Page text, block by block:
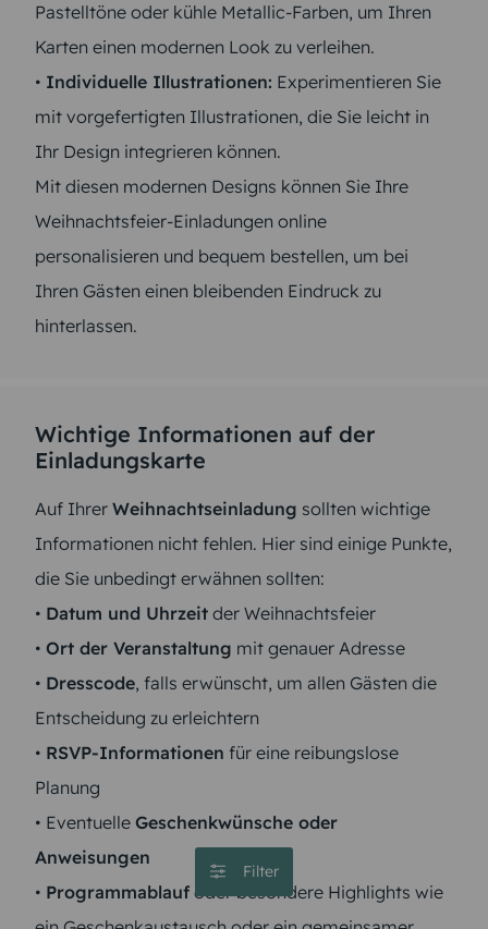
Filter
Pastelltöne oder kühle Metallic-Farben, um Ihren
Karten einen modernen Look zu verleihen.
• Individuelle Illustrationen: Experimentieren Sie
mit vorgefertigten Illustrationen, die Sie leicht in
Ihr Design integrieren können.
Mit diesen modernen Designs können Sie Ihre
Weihnachtsfeier-Einladungen online
personalisieren und bequem bestellen, um bei
Ihren Gästen einen bleibenden Eindruck zu
hinterlassen.
Wichtige Informationen auf der
Einladungskarte
Auf Ihrer Weihnachtseinladung sollten wichtige
Informationen nicht fehlen. Hier sind einige Punkte,
die Sie unbedingt erwähnen sollten:
• Datum und Uhrzeit der Weihnachtsfeier
• Ort der Veranstaltung mit genauer Adresse
• Dresscode, falls erwünscht, um allen Gästen die
Entscheidung zu erleichtern
• RSVP-Informationen für eine reibungslose
Planung
• Eventuelle Geschenkwünsche oder
Anweisungen
• Programmablauf oder besondere Highlights wie